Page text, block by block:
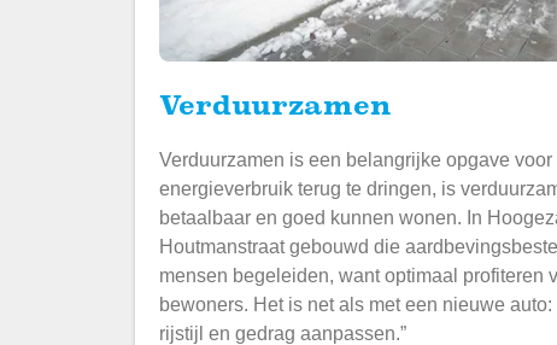
Verduurzamen
Verduurzamen is een belangrijke opgave
energieverbruik terug te dringen, is
betaalbaar en goed kunnen wonen. In
Houtmanstraat gebouwd die
mensen begeleiden, want optimaal profiteren
bewoners. Het is net als met een nieuwe
rijstijl en gedrag aanpassen.”